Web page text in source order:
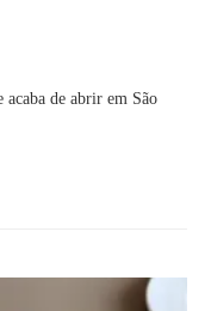
acaba de abrir em São